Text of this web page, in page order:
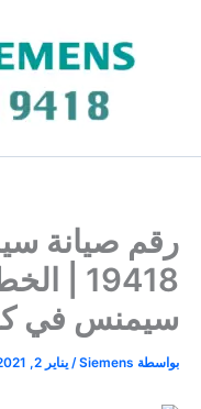
رقم صيانة
سيمنس في
بواسطة Siemens
/ يناير 2, 2021